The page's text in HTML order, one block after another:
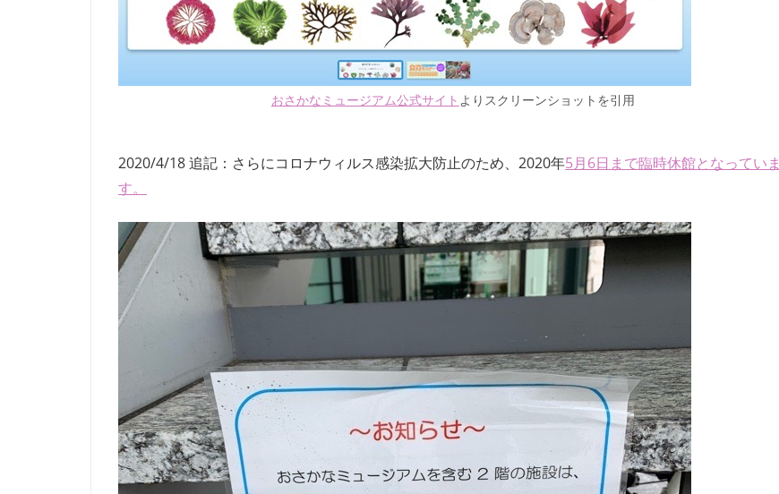
おさかなミュージアム公式サイト よりスクリーンショットを引用
2020/4/18 追記：さらにコロナウィルス感染拡大防止のため、2020年5月6日まで臨時休館となっていま
す。